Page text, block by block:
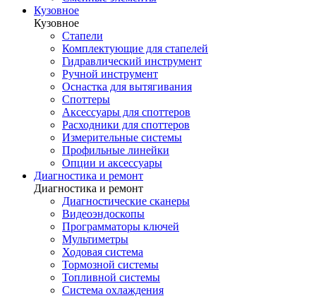
Кузовное
Кузовное
Стапели
Комплектующие для стапелей
Гидравлический инструмент
Ручной инструмент
Оснастка для вытягивания
Споттеры
Аксессуары для споттеров
Расходники для споттеров
Измерительные системы
Профильные линейки
Опции и аксессуары
Диагностика и ремонт
Диагностика и ремонт
Диагностические сканеры
Видеоэндоскопы
Программаторы ключей
Мультиметры
Ходовая система
Тормозной системы
Топливной системы
Система охлаждения